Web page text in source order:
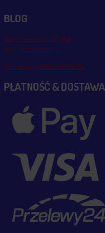
BLOG
Blog, nowości, artykuły
Blog msalamon.pl →
Partnerzy MSALAMON.PL
PŁATNOŚĆ & DOSTAWA